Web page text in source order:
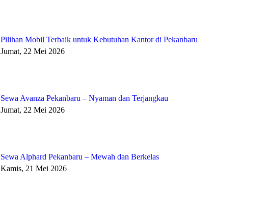
Pilihan Mobil Terbaik untuk Kebutuhan Kantor di Pekanbaru
Jumat, 22 Mei 2026
Sewa Avanza Pekanbaru – Nyaman dan Terjangkau
Jumat, 22 Mei 2026
Sewa Alphard Pekanbaru – Mewah dan Berkelas
Kamis, 21 Mei 2026